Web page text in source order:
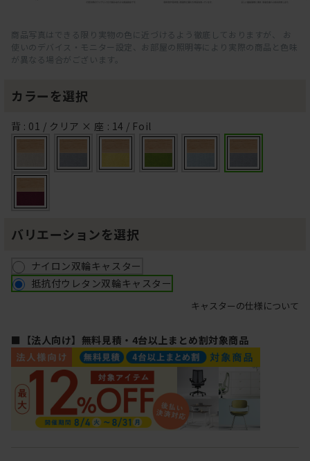
商品写真はできる限り実物の色に近づけるよう徹底しておりますが、 お
使いのデバイス・モニター設定、お部屋の照明等により実際の商品と色味
が異なる場合がございます。
カラーを選択
背 : 01 / クリア × 座 : 14 / Foil
バリエーションを選択
ナイロン双輪キャスター
抵抗付ウレタン双輪キャスター
キャスターの仕様について
■【法人向け】無料見積・4台以上まとめ割対象商品